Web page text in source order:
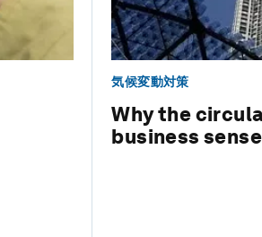
気候変動対策
Why the
business sense